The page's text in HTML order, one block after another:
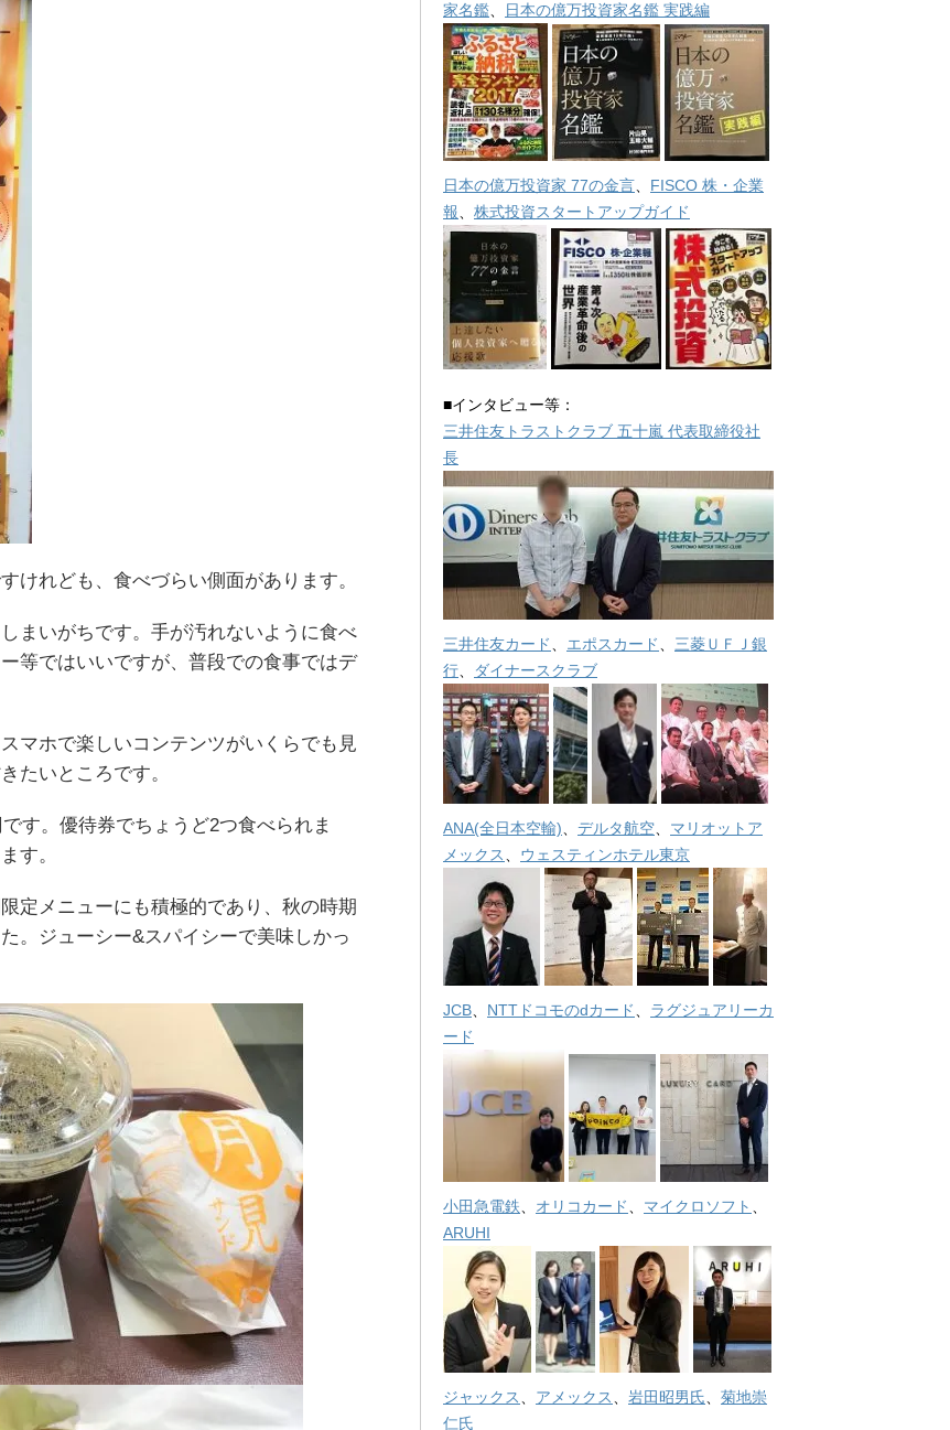
けれども、食べづらい側面があります。
まいがちです。手が汚れないように食べ
等ではいいですが、普段での食事ではデ
マホで楽しいコンテンツがいくらでも見
たいところです。
す。優待券でちょうど2つ食べられま
す。
定メニューにも積極的であり、秋の時期
。ジューシー&スパイシーで美味しかっ
家名鑑、 日本の億万投資家名鑑 実践編
日本の億万投資家 77の金言、 FISCO 株・企業
報、 株式投資スタートアップガイド
■インタビュー等：
三井住友トラストクラブ 五十嵐 代表取締役社
長
三井住友カード エポスカード
三菱ＵＦＪ銀
行
ダイナースクラブ
ANA(全日本空輸) デルタ航空
マリオットア
メックス
ウェスティンホテル東京
JCB NTTドコモのdカード
ラグジュアリーカ
ード
小田急電鉄 オリコカード マイクロソフト
ARUHI
ジャックス アメックス 岩田昭男氏
菊地崇
仁氏